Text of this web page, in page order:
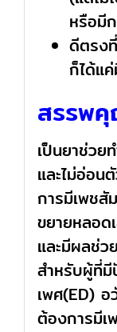
หรือมี
ดีตรง
ก็ได้แ
สรรพ
เป็นยาช่วย
และไม่อ่อน
การมีเพชสั
ขยายหลอด
และมีผลช่ว
สำหรับผู้ที่
เพศ(ED) อ
ต้องการมีเ